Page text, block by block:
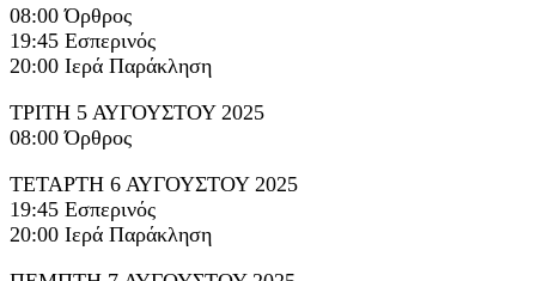
08:00 Όρθρος
19:45 Εσπερινός
20:00 Ιερά Παράκληση
ΤΡΙΤΗ 5 ΑΥΓΟΥΣΤΟΥ 2025
08:00 Όρθρος
ΤΕΤΑΡΤΗ 6 ΑΥΓΟΥΣΤΟΥ 2025
19:45 Εσπερινός
20:00 Ιερά Παράκληση